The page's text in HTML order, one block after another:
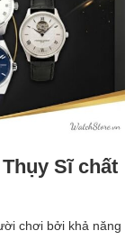
Sĩ chất
chơi bởi khả năng